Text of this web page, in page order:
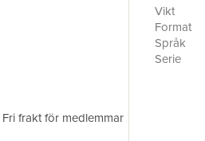
Fri frakt för medlemmar
This
fund
argues
of
Vikt
Format
Språk
Serie